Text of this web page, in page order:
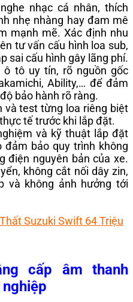
nhạc cá nhân, thích
nhẹ nhàng hay đam mê
mạnh mẽ. Xác định nhu
tư vấn cấu hình loa sub,
sai cấu hình gây lãng phí.
ô tô uy tín, rõ nguồn gốc
Ability,… để đảm
bảo hành rõ ràng.
và test từng loa riêng biệt
tế trước khi lắp đặt.
và kỹ thuật lắp đặt
đảm bảo quy trình không
điện nguyên bản của xe.
không cắt nối dây zin,
và không ảnh hưởng tới
Suzuki Swift 64 Triệu
cấp âm thanh